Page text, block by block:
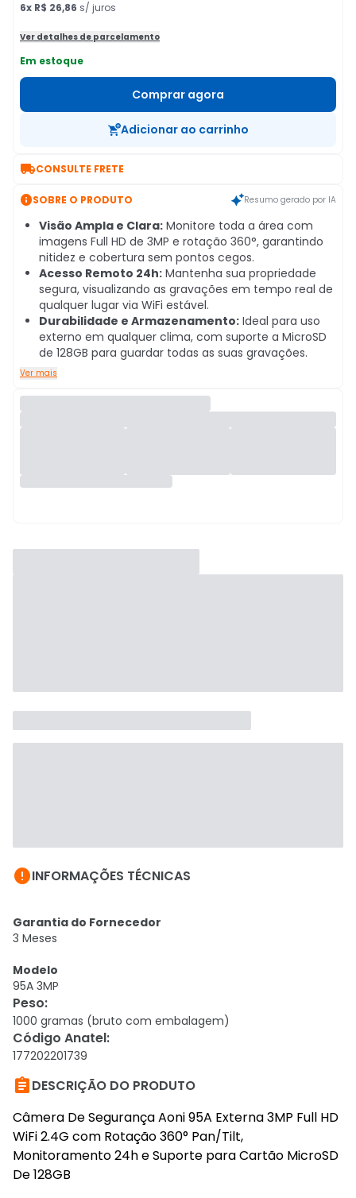
6x R$ 26,86 s/ juros
Ver detalhes de parcelamento
Em estoque
Comprar agora
Adicionar ao carrinho
CONSULTE FRETE
SOBRE O PRODUTO Resumo gerado por IA
Visão Ampla e Clara: Monitore toda a área com
imagens Full HD de 3MP e rotação 360°, garantindo
nitidez e cobertura sem pontos cegos.
Acesso Remoto 24h: Mantenha sua propriedade
segura, visualizando as gravações em tempo real de
qualquer lugar via WiFi estável.
Durabilidade e Armazenamento: Ideal para uso
externo em qualquer clima, com suporte a MicroSD
de 128GB para guardar todas as suas gravações.
Ver mais
INFORMAÇÕES TÉCNICAS
Garantia do Fornecedor
3 Meses
Modelo
95A 3MP
Peso:
1000 gramas (bruto com embalagem)
Código Anatel:
177202201739
DESCRIÇÃO DO PRODUTO
Câmera De Segurança Aoni 95A Externa 3MP Full HD
WiFi 2.4G com Rotação 360° Pan/Tilt,
Monitoramento 24h e Suporte para Cartão MicroSD
De 128GB